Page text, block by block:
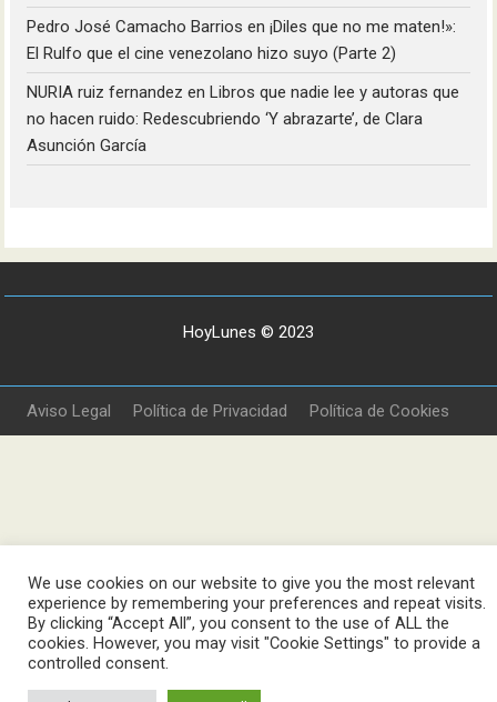
Pedro José Camacho Barrios en¡Diles que no me maten!»:
El Rulfo que el cine venezolano hizo suyo (Parte 2)
NURIA ruiz fernandez enLibros que nadie lee y autoras que
no hacen ruido: Redescubriendo ‘Y abrazarte’, de Clara
Asunción García
HoyLunes © 2023
We use cookies on our website to give you the most relevant
experience by remembering your preferences and repeat visits.
By clicking “Accept All”, you consent to the use of ALL the
cookies. However, you may visit "Cookie Settings" to provide a
controlled consent.
Aviso Legal Política de Privacidad Política de Cookies